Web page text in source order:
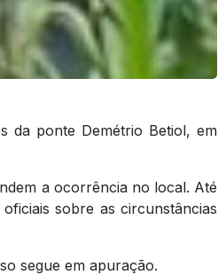
da ponte Demétrio Betiol, em
a ocorrência no local. Até
sobre as circunstâncias
segue em apuração.